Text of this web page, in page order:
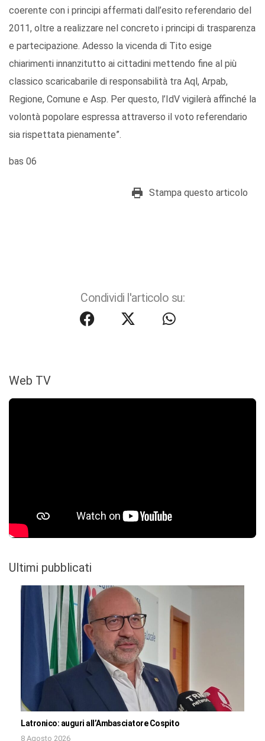
coerente con i principi affermati dall’esito referendario del
2011, oltre a realizzare nel concreto i principi di trasparenza
e partecipazione. Adesso la vicenda di Tito esige
chiarimenti innanzitutto ai cittadini mettendo fine al più
classico scaricabarile di responsabilità tra Aql, Arpab,
Regione, Comune e Asp. Per questo, l’IdV vigilerà affinché la
volontà popolare espressa attraverso il voto referendario
sia rispettata pienamente”.
bas 06
Stampa questo articolo
Condividi l'articolo su:
Web TV
Ultimi pubblicati
Latronico: auguri all’Ambasciatore Cospito
8 Agosto 2026